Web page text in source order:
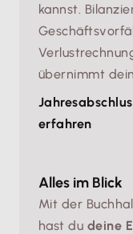
kannst.
übernimmt
erfahren
Alles im Blick
Mit der
hast du deine